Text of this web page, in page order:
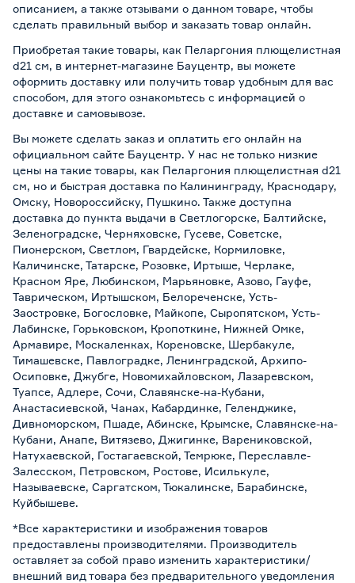
описанием, а также отзывами о данном товаре, чтобы
сделать правильный выбор и заказать товар онлайн.
Приобретая такие товары, как Пеларгония плющелистная
d21 см, в интернет-магазине Бауцентр, вы можете
оформить доставку или получить товар удобным для вас
способом, для этого ознакомьтесь с информацией о
доставке и самовывозе.
Вы можете сделать заказ и оплатить его онлайн на
официальном сайте Бауцентр. У нас не только низкие
цены на такие товары, как Пеларгония плющелистная d21
см, но и быстрая доставка по Калининграду, Краснодару,
Омску, Новороссийску, Пушкино. Также доступна
доставка до пункта выдачи в Светлогорске, Балтийске,
Зеленоградске, Черняховске, Гусеве, Советске,
Пионерском, Светлом, Гвардейске, Кормиловке,
Каличинске, Татарске, Розовке, Иртыше, Черлаке,
Красном Яре, Любинском, Марьяновке, Азово, Гауфе,
Таврическом, Иртышском, Белореченске, Усть-
Заостровке, Богословке, Майкопе, Сыропятском, Усть-
Лабинске, Горьковском, Кропоткине, Нижней Омке,
Армавире, Москаленках, Кореновске, Шербакуле,
Тимашевске, Павлоградке, Ленинградской, Архипо-
Осиповке, Джубге, Новомихайловском, Лазаревском,
Туапсе, Адлере, Сочи, Славянске-на-Кубани,
Анастасиевской, Чанах, Кабардинке, Геленджике,
Дивноморском, Пшаде, Абинске, Крымске, Славянске-на-
Кубани, Анапе, Витязево, Джигинке, Варениковской,
Натухаевской, Гостагаевской, Темрюке, Переславле-
Залесском, Петровском, Ростове, Исилькуле,
Называевске, Саргатском, Тюкалинске, Барабинске,
Куйбышеве.
*Все характеристики и изображения товаров
предоставлены производителями. Производитель
оставляет за собой право изменить характеристики/
внешний вид товара без предварительного уведомления